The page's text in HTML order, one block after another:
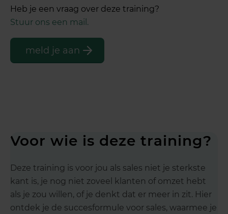
Heb je een vraag over deze training?
Stuur ons een mail.
meld je aan
Voor wie is deze training?
Deze training is voor jou als sales niet je sterkste
kant is, je nog niet zoveel klanten of omzet hebt
als je zou willen, of je denkt dat er meer in zit. Hier
ontdek je de succesformule voor sales, waarmee je